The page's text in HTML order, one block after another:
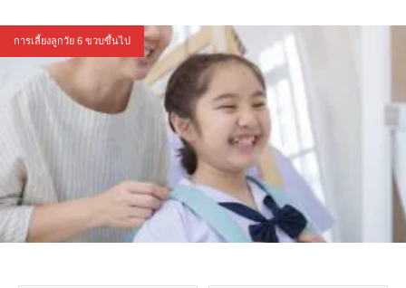
การเลี้ยงลูกวัย 6 ขวบขึ้นไป